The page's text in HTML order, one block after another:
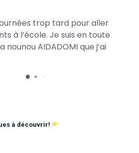
trop tard pour aller
à l’école. Je suis en toute
AIDADOMI que j’ai
à découvrir!